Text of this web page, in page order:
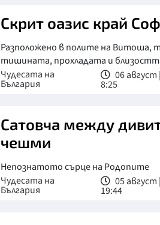
Скрит оазис край
Разположено в полите на Витоша,
тишината, прохладата и
Чудесата на
България
06 август |
8:25
Сатовча между
чешми
Непознатото сърце на Родопите
Чудесата на
България
05 август |
19:44